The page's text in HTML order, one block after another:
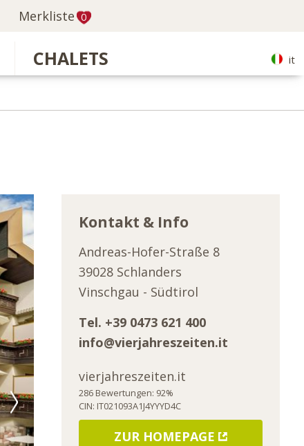
Merkliste 0
CHALETS it
Kontakt & Info
Andreas-Hofer-Straße 8
39028 Schlanders
Vinschgau - Südtirol
Tel. +39 0473 621 400
info@vierjahreszeiten.it
vierjahreszeiten.it
286Bewertungen: 92%
CIN: IT021093A1J4YYYD4C
ZUR HOMEPAGE